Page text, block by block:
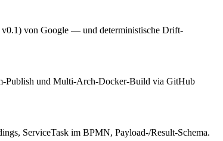
von Google — und deterministische Drift-
Publish und Multi-Arch-Docker-Build via GitHub
ServiceTask im BPMN, Payload-/Result-Schema.